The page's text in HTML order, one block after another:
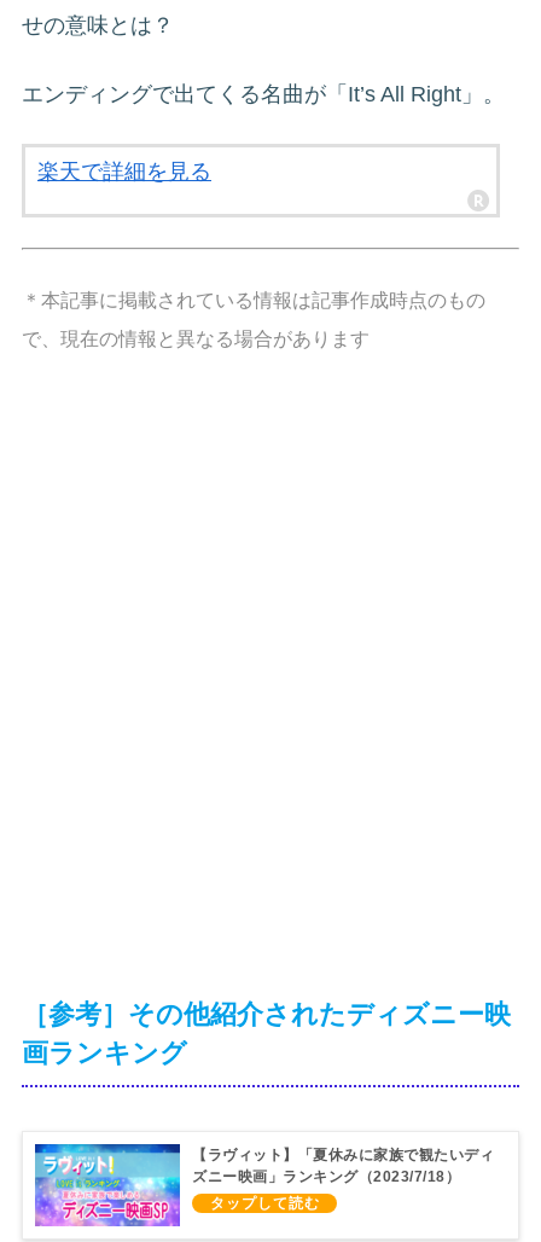
せの意味とは？
エンディングで出てくる名曲が「It’s All Right」。
楽天で詳細を見る
＊本記事に掲載されている情報は記事作成時点のもの
で、現在の情報と異なる場合があります
［参考］その他紹介されたディズニー映
画ランキング
【ラヴィット】「夏休みに家族で観たいディ
ズニー映画」ランキング（2023/7/18）